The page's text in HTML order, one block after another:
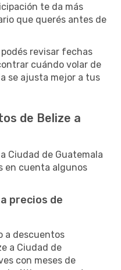
te da más
que querés antes de
revisar fechas
cuándo volar de
se ajusta mejor a tus
de Belize a
Ciudad de Guatemala
en cuenta algunos
precios de
a descuentos
a Ciudad de
con meses de